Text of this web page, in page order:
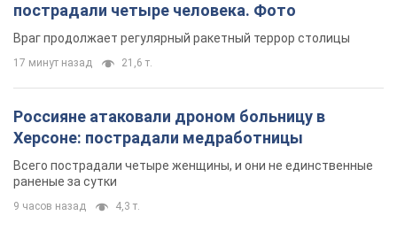
пострадали четыре человека. Фото
Враг продолжает регулярный ракетный террор столицы
17 минут назад 21,6 т.
Россияне атаковали дроном больницу в
Херсоне: пострадали медработницы
Всего пострадали четыре женщины, и они не единственные
раненые за сутки
9 часов назад 4,3 т.